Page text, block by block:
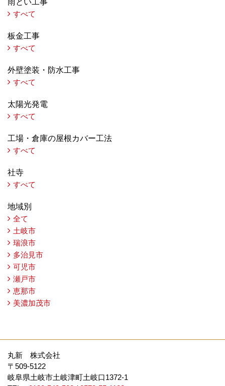
雨とい工事
すべて
板金工事
すべて
外壁塗装・防水工事
すべて
太陽光発電
すべて
工場・倉庫の屋根カバー工法
すべて
社寺
すべて
地域別
全て
土岐市
瑞浪市
多治見市
可児市
瀬戸市
恵那市
美濃加茂市
丸新 株式会社
〒509-5122
岐阜県土岐市土岐津町土岐口1372-1